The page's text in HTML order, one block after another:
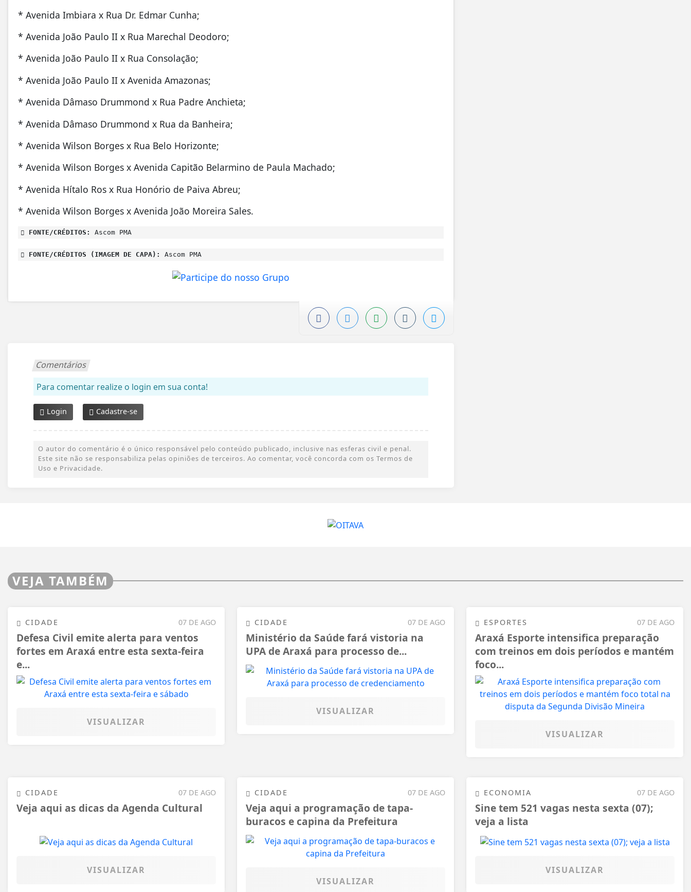
* Avenida Imbiara x Rua Dr. Edmar Cunha;
* Avenida João Paulo II x Rua Marechal Deodoro;
* Avenida João Paulo II x Rua Consolação;
* Avenida João Paulo II x Avenida Amazonas;
* Avenida Dâmaso Drummond x Rua Padre Anchieta;
* Avenida Dâmaso Drummond x Rua da Banheira;
* Avenida Wilson Borges x Rua Belo Horizonte;
* Avenida Wilson Borges x Avenida Capitão Belarmino de Paula Machado;
* Avenida Hítalo Ros x Rua Honório de Paiva Abreu;
* Avenida Wilson Borges x Avenida João Moreira Sales.
FONTE/CRÉDITOS: Ascom PMA
FONTE/CRÉDITOS (IMAGEM DE CAPA): Ascom PMA
Comentários
Para comentar realize o login em sua conta!
Login Cadastre-se
O autor do comentário é o único responsável pelo conteúdo publicado, inclusive nas esferas civil e penal.
Este site não se responsabiliza pelas opiniões de terceiros. Ao comentar, você concorda com os Termos de
Uso e Privacidade.
VEJA TAMBÉM
07 DE AGO
CIDADE
Defesa Civil emite alerta para ventos
fortes em Araxá entre esta sexta-feira
e...
VISUALIZAR
07 DE AGO
CIDADE
Ministério da Saúde fará vistoria na
UPA de Araxá para processo de...
VISUALIZAR
07 DE AGO
ESPORTES
Araxá Esporte intensifica preparação
com treinos em dois períodos e mantém
foco...
VISUALIZAR
07 DE AGO
CIDADE
Veja aqui as dicas da Agenda Cultural
VISUALIZAR
07 DE AGO
CIDADE
Veja aqui a programação de tapa-
buracos e capina da Prefeitura
VISUALIZAR
07 DE AGO
ECONOMIA
Sine tem 521 vagas nesta sexta (07);
veja a lista
VISUALIZAR